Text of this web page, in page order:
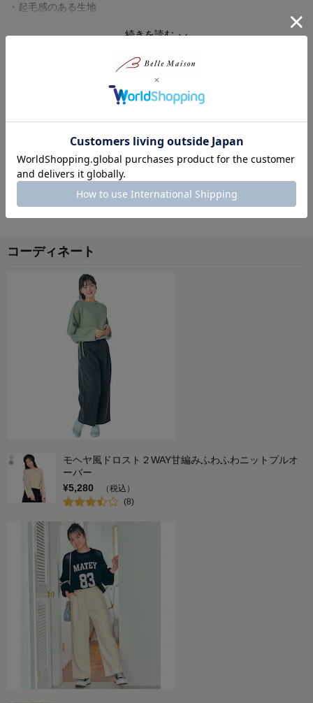
・起毛感のある生地
―機能―
・便利な両脇ポケット付き
・後ろ右のみ飾りポケット付き
いおしゃれを提案するブランド。
今のリアルなジュニア＆ティーンの体形に合わせた独自のサイズを
設定し、細部の着心地にもこだわりました。
続きを読む
現在販売していない色・サイズ等への商品レビューも含まれます。
対象商品の商品レビューはまだありません。
コーディネート
モヘヤ風ドロスト２WAY甘編みふわふわニットプルオ
ーバー
¥5,280
（税込）
(8)